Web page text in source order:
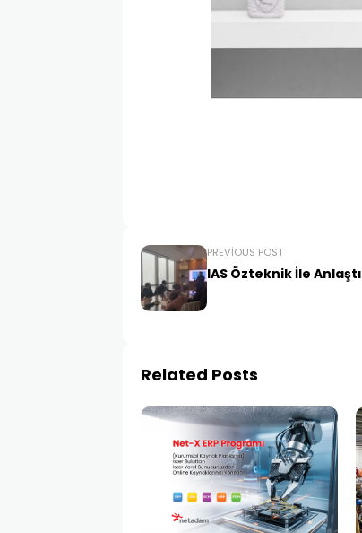
PREVIOUS POST
IAS Özteknik İle Anlaştı
Related Posts